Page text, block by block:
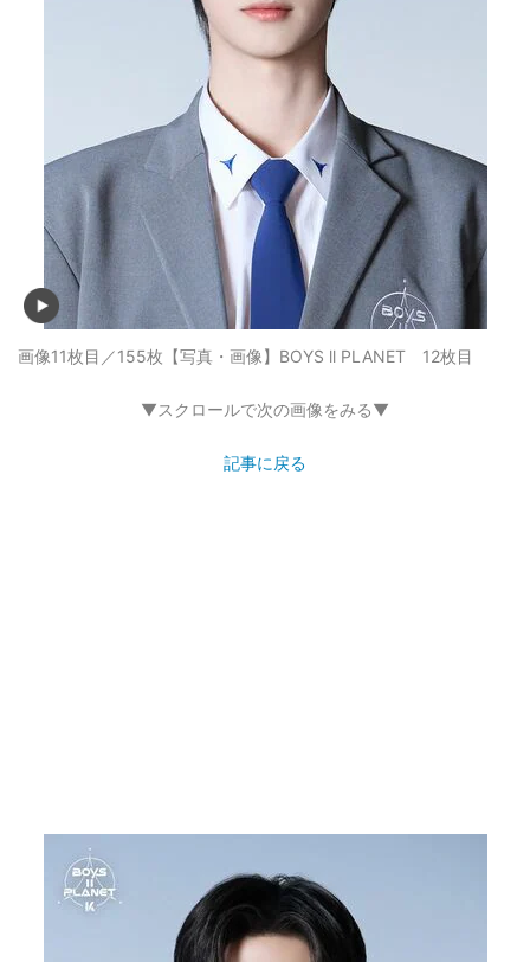
画像11枚目／155枚 【写真・画像】BOYS ll PLANET 12枚目
▼スクロールで次の画像をみる▼
記事に戻る